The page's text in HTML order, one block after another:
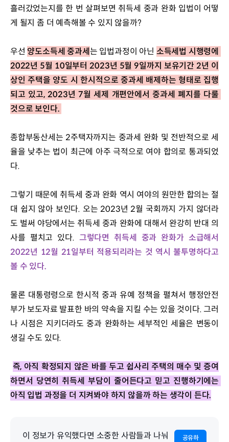
흘러갔었는지를 한 번 살펴보면 취득세 중과 완화 입법이 어떻
게 될지 좀 더 예측해볼 수 있지 않을까?
우선 양도소득세 중과세는 입법과정이 아닌 소득세법 시행령에
2022년 5월 10일부터 2023년 5월 9일까지 보유기간 2년 이
상인 주택을 양도 시 한시적으로 중과세 배제하는 형태로 집행
되고 있고, 2023년 7월 세제 개편안에서 중과세 폐지를 다룰
것으로 보인다.
종합부동산세는 2주택자까지는 중과세 완화 및 전반적으로 세
율을 낮추는 법이 최근에 아주 극적으로 여야 합의로 통과되었
다.
그렇기 때문에 취득세 중과 완화 역시 여야의 원만한 합의는 절
대 쉽지 않아 보인다. 오는 2023년 2월 국회까지 가지 않더라
도 벌써 야당에서는 취득세 중과 완화에 대해서 완강히 반대 의
사를 펼치고 있다. 그렇다면 취득세 중과 완화가 소급해서
2022년 12월 21일부터 적용되리라는 것 역시 불투명하다고
볼 수 있다.
물론 대통령령으로 한시적 중과 유예 정책을 펼쳐서 행정안전
부가 보도자료 발표한 바의 약속을 지킬 수는 있을 것이다. 그러
나 시점은 지키더라도 중과 완화하는 세부적인 세율은 변동이
생길 수도 있다.
즉, 아직 확정되지 않은 바를 두고 쉽사리 주택의 매수 및 증여
하면서 당연히 취득세 부담이 줄어든다고 믿고 진행하기에는
아직 입법 과정을 더 지켜봐야 하지 않을까 하는 생각이 든다.
이 정보가 유익했다면 소중한 사람들과 나눠
공유하